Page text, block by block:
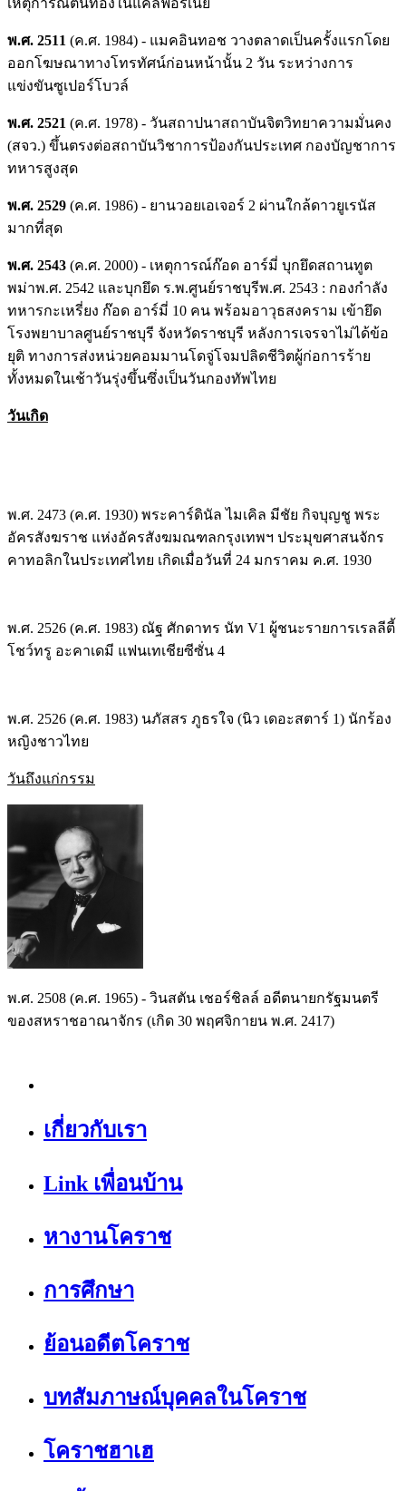
เหตุการณ์ตื่นทองในแคลิฟอร์เนีย
พ.ศ. 2511 (ค.ศ. 1984) - แมคอินทอช วางตลาดเป็นครั้งแรกโดย
ออกโฆษณาทางโทรทัศน์ก่อนหน้านั้น 2 วัน ระหว่างการ
แข่งขันซูเปอร์โบวล์
พ.ศ. 2521 (ค.ศ. 1978) - วันสถาปนาสถาบันจิตวิทยาความมั่นคง
(สจว.) ขึ้นตรงต่อสถาบันวิชาการป้องกันประเทศ กองบัญชาการ
ทหารสูงสุด
พ.ศ. 2529 (ค.ศ. 1986) - ยานวอยเอเจอร์ 2 ผ่านใกล้ดาวยูเรนัส
มากที่สุด
พ.ศ. 2543 (ค.ศ. 2000) - เหตุการณ์ก๊อด อาร์มี่ บุกยึดสถานทูต
พม่าพ.ศ. 2542 และบุกยึด ร.พ.ศูนย์ราชบุรีพ.ศ. 2543 : กองกำลัง
ทหารกะเหรี่ยง ก๊อด อาร์มี่ 10 คน พร้อมอาวุธสงคราม เข้ายึด
โรงพยาบาลศูนย์ราชบุรี จังหวัดราชบุรี หลังการเจรจาไม่ได้ข้อ
ยุติ ทางการส่งหน่วยคอมมานโดจู่โจมปลิดชีวิตผู้ก่อการร้าย
ทั้งหมดในเช้าวันรุ่งขึ้นซึ่งเป็นวันกองทัพไทย
วันเกิด
พ.ศ. 2473 (ค.ศ. 1930) พระคาร์ดินัล ไมเคิล มีชัย กิจบุญชู พระ
อัครสังฆราช แห่งอัครสังฆมณฑลกรุงเทพฯ ประมุขศาสนจักร
คาทอลิกในประเทศไทย เกิดเมื่อวันที่ 24 มกราคม ค.ศ. 1930
พ.ศ. 2526 (ค.ศ. 1983) ณัฐ ศักดาทร นัท V1 ผู้ชนะรายการเรลลีตี้
โชว์ทรู อะคาเดมี แฟนเทเชียซีซั่น 4
พ.ศ. 2526 (ค.ศ. 1983) นภัสสร ภูธรใจ (นิว เดอะสตาร์ 1) นักร้อง
หญิงชาวไทย
วันถึงแก่กรรม
พ.ศ. 2508 (ค.ศ. 1965) - วินสตัน เชอร์ชิลล์ อดีตนายกรัฐมนตรี
ของสหราชอาณาจักร (เกิด 30 พฤศจิกายน พ.ศ. 2417)
เกี่ยวกับเรา
Link เพื่อนบ้าน
หางานโคราช
การศึกษา
ย้อนอดีตโคราช
บทสัมภาษณ์บุคคลในโคราช
โคราชฮาเฮ